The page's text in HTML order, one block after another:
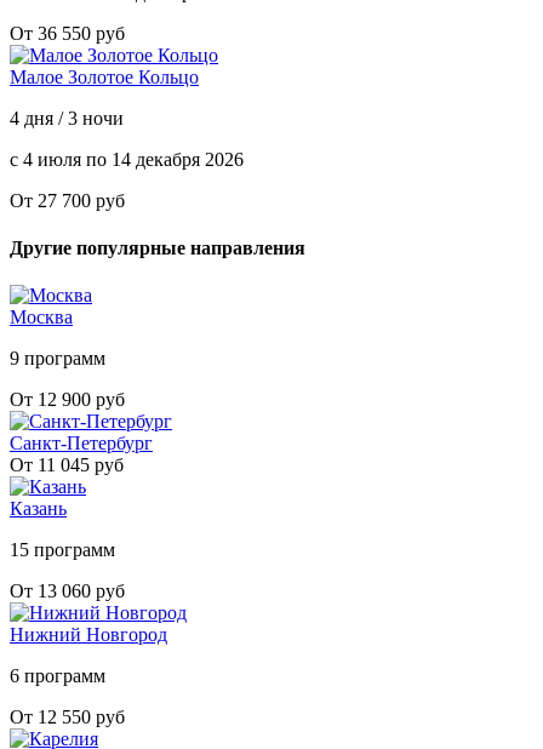
От 36 550 руб
Малое Золотое Кольцо
4 дня / 3 ночи
с 4 июля по 14 декабря 2026
От 27 700 руб
Другие популярные направления
Москва
9 программ
От 12 900 руб
Санкт-Петербург
От 11 045 руб
Казань
15 программ
От 13 060 руб
Нижний Новгород
6 программ
От 12 550 руб